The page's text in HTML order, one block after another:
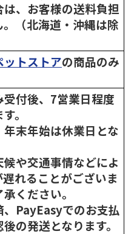
、お客様の送料負担
（北海道・沖縄は除
ットストアの商品のみ
付後、7営業日程度
。
末年始は休業日とな
や交通事情などによ
れることがございま
ください。
PayEasyでのお支払
の発送となります。